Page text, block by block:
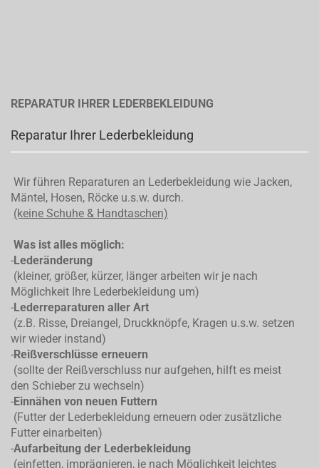
REPARATUR IHRER LEDERBEKLEIDUNG
Reparatur Ihrer Lederbekleidung
Wir führen Reparaturen an Lederbekleidung wie Jacken,
Mäntel, Hosen, Röcke u.s.w. durch.
(keine Schuhe & Handtaschen)
Was ist alles möglich:
-Lederänderung
(kleiner, größer, kürzer, länger arbeiten wir je nach
Möglichkeit Ihre Lederbekleidung um)
-Lederreparaturen aller Art
(z.B. Risse, Dreiangel, Druckknöpfe, Kragen u.s.w. setzen
wir wieder instand)
-Reißverschlüsse erneuern
(sollte der Reißverschluss nur aufgehen, hilft es meist
den Schieber zu wechseln)
-Einnähen von neuen Futtern
(Futter der Lederbekleidung erneuern oder zusätzliche
Futter einarbeiten)
-Aufarbeitung der Lederbekleidung
(einfetten, imprägnieren, je nach Möglichkeit leichtes